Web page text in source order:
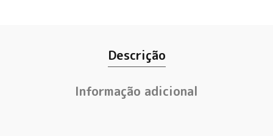
Descrição
Informação adicional